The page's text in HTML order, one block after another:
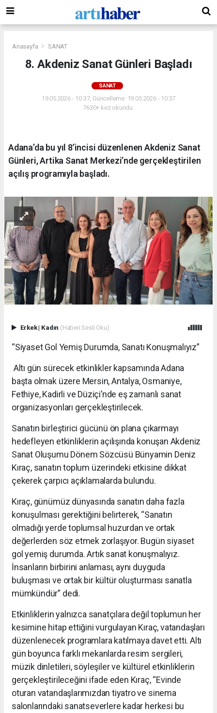
Anasayfa SANAT
8. Akdeniz Sanat Günleri Başladı
SANAT
19.05.2026 - 10:37, Güncelleme: 19.05.2026 - 10:37
7630+ kez okundu.
Adana’da bu yıl 8’incisi düzenlenen Akdeniz Sanat
Günleri, Artika Sanat Merkezi’nde gerçekleştirilen
açılış programıyla başladı.
Erkek| Kadın (Haberi Sesli Oku)
“Siyaset Gol Yemiş Durumda, Sanatı Konuşmalıyız”
Altı gün sürecek etkinlikler kapsamında Adana
başta olmak üzere Mersin, Antalya, Osmaniye,
Fethiye, Kadirli ve Düziçi’nde eş zamanlı sanat
organizasyonları gerçekleştirilecek.
Sanatın birleştirici gücünü ön plana çıkarmayı
hedefleyen etkinliklerin açılışında konuşan Akdeniz
Sanat Oluşumu Dönem Sözcüsü Bünyamin Deniz
Kıraç, sanatın toplum üzerindeki etkisine dikkat
çekerek çarpıcı açıklamalarda bulundu.
Kıraç, günümüz dünyasında sanatın daha fazla
konuşulması gerektiğini belirterek, “Sanatın
olmadığı yerde toplumsal huzurdan ve ortak
değerlerden söz etmek zorlaşıyor. Bugün siyaset
gol yemiş durumda. Artık sanat konuşmalıyız.
İnsanların birbirini anlaması, aynı duyguda
buluşması ve ortak bir kültür oluşturması sanatla
mümkündür” dedi.
Etkinliklerin yalnızca sanatçılara değil toplumun her
kesimine hitap ettiğini vurgulayan Kıraç, vatandaşları
düzenlenecek programlara katılmaya davet etti. Altı
gün boyunca farklı mekanlarda resim sergileri,
müzik dinletileri, söyleşiler ve kültürel etkinliklerin
gerçekleştirileceğini ifade eden Kıraç, “Evinde
oturan vatandaşlarımızdan tiyatro ve sinema
salonlarındaki sanatseverlere kadar herkesi bu